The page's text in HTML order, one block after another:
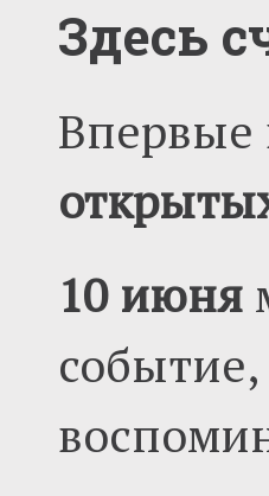
Здесь
Впервые
10 июня